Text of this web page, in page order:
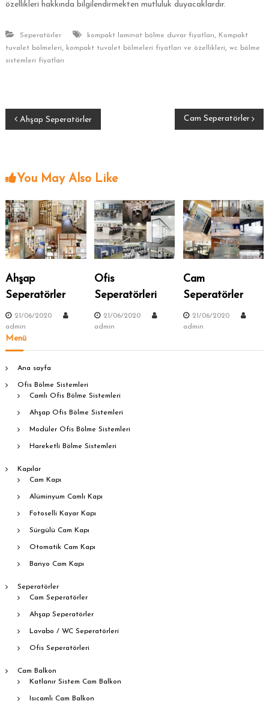
özellikleri hakkında bilgilendirmekten mutluluk duyacaklardır.
Seperatörler kompakt laminat bölme duvar fiyatları, Kompakt
tuvalet bölmeleri, kompakt tuvalet bölmeleri fiyatları ve özellikleri, wc bölme
sistemleri fiyatları
Y
z
ı
g
e
z
i
n
m
e
Ahşap Seperatörler Cam Seperatörler
You May Also Like
Ahşap
Seperatörler
21/06/2020
admin
Ofis
Seperatörleri
21/06/2020
admin
Cam
Seperatörler
21/06/2020
admin
Menü
Ana sayfa
Ofis Bölme Sistemleri
Camlı Ofis Bölme Sistemleri
Ahşap Ofis Bölme Sistemleri
Modüler Ofis Bölme Sistemleri
Hareketli Bölme Sistemleri
Kapılar
Cam Kapı
Alüminyum Camlı Kapı
Fotoselli Kayar Kapı
Sürgülü Cam Kapı
Otomatik Cam Kapı
Banyo Cam Kapı
Seperatörler
Cam Seperatörler
Ahşap Seperatörler
Lavabo / WC Seperatörleri
Ofis Seperatörleri
Cam Balkon
Katlanır Sistem Cam Balkon
Isıcamlı Cam Balkon